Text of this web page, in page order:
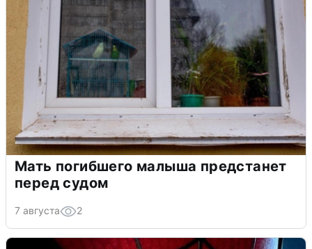
Мать погибшего малыша предстанет
перед судом
7 августа 2